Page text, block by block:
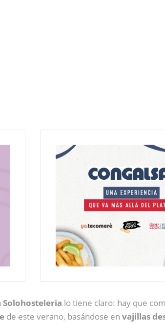
Solohosteleria lo tiene claro: hay que
de este verano, basándose en vajillas